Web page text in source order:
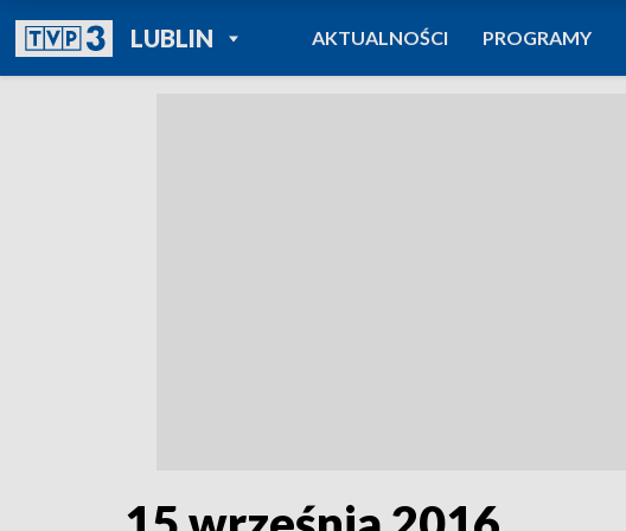
LUBLINPOWRÓT DO
TVP REGIONY
AKTUALNOŚCI PROGRAMY